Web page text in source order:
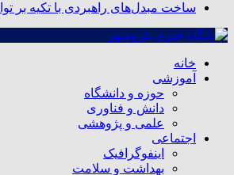
ساخت مبدل‌های راهبردی با تکیه بر
خانه
آموزشی
حوزه و دانشگاه
دانش و فناوری
علمی و پژوهشی
اجتماعی
اینفوگرافیک
بهداشت و سلامت